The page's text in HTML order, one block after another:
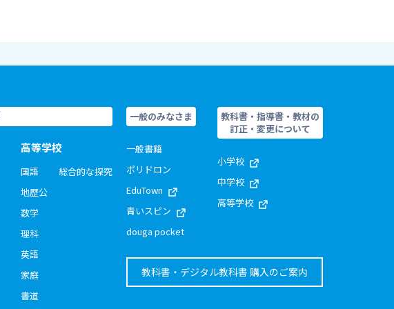
高等学校
国語
地歴公
数学
理科
英語
家庭
書道
総合的な探究
一般のみなさま
一般書籍
ポリドロン
EduTown
青いスピン
douga pocket
教科書・指導書・教材の
訂正・変更について
小学校
中学校
高等学校
教科書・デジタル教科書 購入のご案内